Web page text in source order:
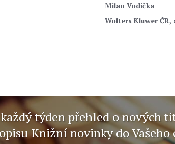
Milan Vodička
Wolters Kluwer ČR,
týden přehled o nových
Knižní novinky do